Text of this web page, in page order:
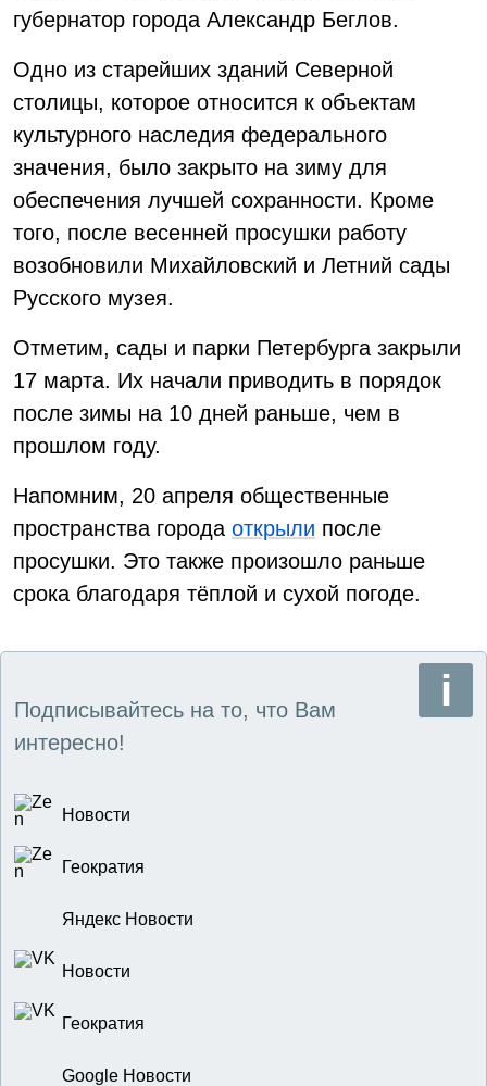
губернатор города Александр Беглов.
Одно из старейших зданий Северной
столицы, которое относится к объектам
культурного наследия федерального
значения, было закрыто на зиму для
обеспечения лучшей сохранности. Кроме
того, после весенней просушки работу
возобновили Михайловский и Летний сады
Русского музея.
Отметим, сады и парки Петербурга закрыли
17 марта. Их начали приводить в порядок
после зимы на 10 дней раньше, чем в
прошлом году.
Напомним, 20 апреля общественные
пространства города открыли после
просушки. Это также произошло раньше
срока благодаря тёплой и сухой погоде.
Подписывайтесь на то, что Вам
интересно!
Новости
Геократия
Яндекс Новости
Новости
Геократия
Google Новости